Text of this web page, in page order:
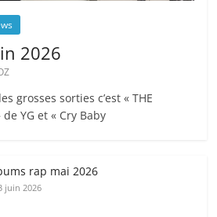
2026
grosses sorties c’est « THE
de YG et « Cry Baby
rap mai 2026
juin 2026